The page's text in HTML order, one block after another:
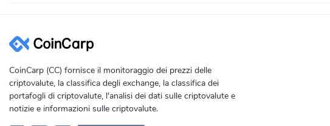
CoinCarp (CC) fornisce il monitoraggio dei prezzi delle
criptovalute, la classifica degli exchange, la classifica dei
portafogli di criptovalute, l'analisi dei dati sulle criptovalute e
notizie e informazioni sulle criptovalute.